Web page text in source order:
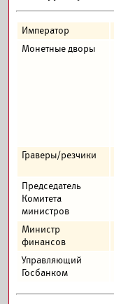
Император
Монетные дворы
Граверы/резчики
Председатель
Комитета
министров
Министр
финансов
Управляющий
Госбанком